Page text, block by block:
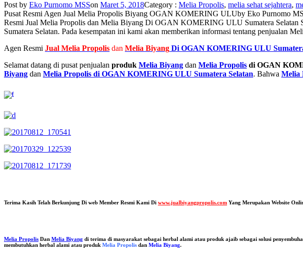
Post by Eko Purnomo MSSon Maret 5, 2018Category : Melia Propolis, melia sehat sejahtera,
Pusat Resmi Agen Jual Melia Propolis Biyang OGAN KOMERING ULUby Eko Purnomo
Resmi Jual Melia Propolis dan Melia Biyang Di OGAN KOMERING ULU Sumatera
Sumatera Selatan. Pada kesempatan ini kami akan memberikan informasi tentang
Agen Resmi Jual Melia Propolis dan Melia Biyang Di OGAN KOMERING ULU
Selamat datang di pusat penjualan produk Melia Biyang dan Melia Propolis di OGAN
Biyang dan Melia Propolis di OGAN KOMERING ULU Sumatera Selatan. Bahwa Melia
Terima Kasih Telah Berkunjung Di web Member Resmi Kami Di www.jualbiyangpropolis.com Yang Merupakan Website
Melia Propolis Dan Melia Biyang di terima di masyarakat sebagai herbal alami atau produk ajaib sebagai solusi
membutuhkan herbal alami atau produk Melia Propolis dan Melia Biyang.